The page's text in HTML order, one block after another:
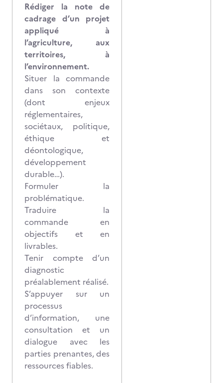
Rédiger la note de
cadrage d’un projet
appliqué à
l’agriculture, aux
territoires, à
l’environnement.
Situer la commande
dans son contexte
(dont enjeux
réglementaires,
sociétaux, politique,
éthique et
déontologique,
développement
durable…).
Formuler la
problématique.
Traduire la
commande en
objectifs et en
livrables.
Tenir compte d’un
diagnostic
préalablement réalisé.
S’appuyer sur un
processus
d’information, une
consultation et un
dialogue avec les
parties prenantes, des
ressources fiables.